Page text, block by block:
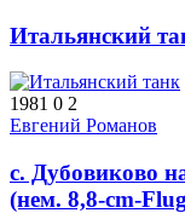
Итальянский
1981 0 2
Евгений Романов
с. Дубовиково
(нем. 8,8-cm-